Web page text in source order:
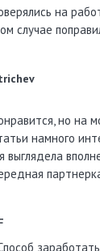
на
случае
но на
намного